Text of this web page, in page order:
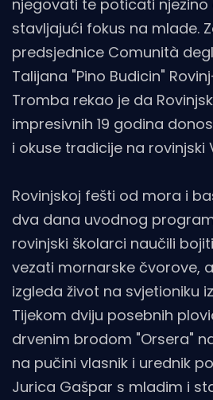
njegovati te poticati njezino
stavljajući fokus na mlade.
predsjednice Comunità
Talijana "Pino Budicin"
Tromba rekao je da
impresivnih 19 godina
i okuse tradicije na rovinjski
Rovinjskoj fešti od mora i
dva dana uvodnog
rovinjski školarci naučili
vezati mornarske čvorove,
izgleda život na svjetioniku
Tijekom dviju posebnih
drvenim brodom "Orsera"
na pučini vlasnik i urednik
Jurica Gašpar s mladim i